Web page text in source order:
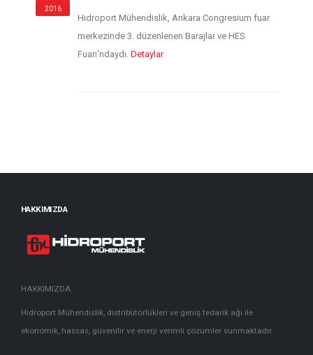
2016
Hidroport Mühendislik, Ankara Congresium fuar
merkezinde 3. düzenlenen Barajlar ve HES
Fuarı'ndaydı. Detaylar
HAKKIMIZDA
HAKKIMIZDA
Hidroport Mühendislik, distribütörlükleri ve geniş tedarik ağı ile
ekonomik, hassas, güvenilir ve enerji verimli çözümler sunmaktadır.